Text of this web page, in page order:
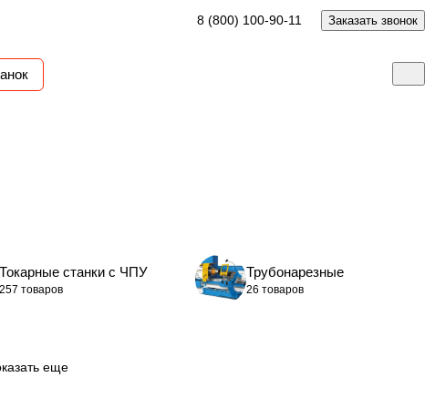
8 (800) 100-90-11 Заказать звонок
Токарные станки с ЧПУ
257 товаров
Трубонарезные
26 товаров
еще